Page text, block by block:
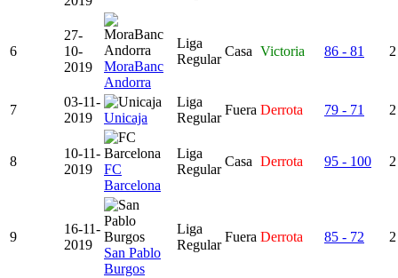
6
27-
10-
2019
MoraBanc
Andorra
Liga
Regular
Casa Victoria 86 - 81
7
03-11-
2019
Unicaja
Liga
Regular
Fuera Derrota 79 - 71
8
10-11-
2019
FC
Barcelona
Liga
Regular
Casa Derrota 95 - 100
9
16-11-
2019
San Pablo
Burgos
Liga
Regular
Fuera Derrota 85 - 72